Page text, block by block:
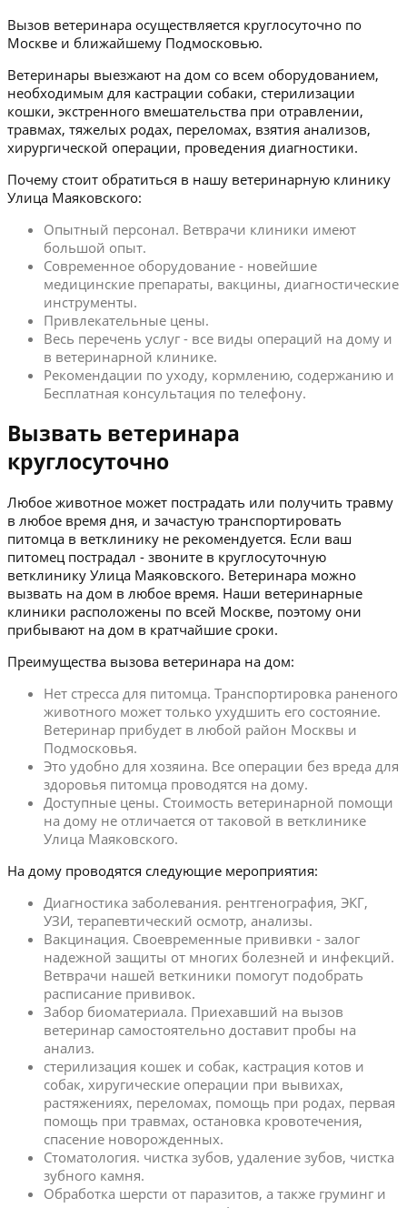
Вызов ветеринара осуществляется круглосуточно по
Москве и ближайшему Подмосковью.
Ветеринары выезжают на дом со всем оборудованием,
необходимым для кастрации собаки, стерилизации
кошки, экстренного вмешательства при отравлении,
травмах, тяжелых родах, переломах, взятия анализов,
хирургической операции, проведения диагностики.
Почему стоит обратиться в нашу ветеринарную клинику
Улица Маяковского:
Опытный персонал. Ветврачи клиники имеют
большой опыт.
Современное оборудование - новейшие
медицинские препараты, вакцины, диагностические
инструменты.
Привлекательные цены.
Весь перечень услуг - все виды операций на дому и
в ветеринарной клинике.
Рекомендации по уходу, кормлению, содержанию и
Бесплатная консультация по телефону.
Вызвать ветеринара
круглосуточно
Любое животное может пострадать или получить травму
в любое время дня, и зачастую транспортировать
питомца в ветклинику не рекомендуется. Если ваш
питомец пострадал - звоните в круглосуточную
ветклинику Улица Маяковского. Ветеринара можно
вызвать на дом в любое время. Наши ветеринарные
клиники расположены по всей Москве, поэтому они
прибывают на дом в кратчайшие сроки.
Преимущества вызова ветеринара на дом:
Нет стресса для питомца. Транспортировка раненого
животного может только ухудшить его состояние.
Ветеринар прибудет в любой район Москвы и
Подмосковья.
Это удобно для хозяина. Все операции без вреда для
здоровья питомца проводятся на дому.
Доступные цены. Стоимость ветеринарной помощи
на дому не отличается от таковой в ветклинике
Улица Маяковского.
На дому проводятся следующие мероприятия:
Диагностика заболевания. рентгенография, ЭКГ,
УЗИ, терапевтический осмотр, анализы.
Вакцинация. Своевременные прививки - залог
надежной защиты от многих болезней и инфекций.
Ветврачи нашей веткиники помогут подобрать
расписание прививок.
Забор биоматериала. Приехавший на вызов
ветеринар самостоятельно доставит пробы на
анализ.
стерилизация кошек и собак, кастрация котов и
собак, хиругические операции при вывихах,
растяжениях, переломах, помощь при родах, первая
помощь при травмах, остановка кровотечения,
спасение новорожденных.
Стоматология. чистка зубов, удаление зубов, чистка
зубного камня.
Обработка шерсти от паразитов, а также груминг и